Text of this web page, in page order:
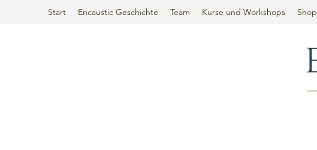
Start Encaustic Geschichte Team Kurse und Workshops Shop